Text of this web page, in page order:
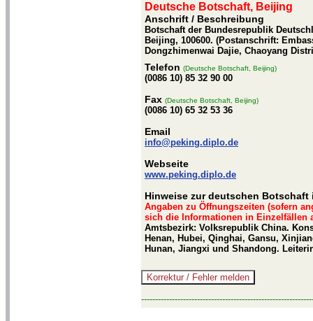
Deutsche Botschaft, Beijing
Anschrift / Beschreibung
Botschaft der Bundesrepublik
Beijing, 100600. (Postanschrift:
Dongzhimenwai Dajie, Chaoyang
Telefon (Deutsche Botschaft, Beijing)
(0086 10) 85 32 90 00
Fax (Deutsche Botschaft, Beijing)
(0086 10) 65 32 53 36
Email
info@peking.diplo.de
Webseite
www.peking.diplo.de
Hinweise zur deutschen Botschaft
Angaben zu Öffnungszeiten (sofern
sich die Informationen in Einzelfällen
Amtsbezirk: Volksrepublik China.
Henan, Hubei, Qinghai, Gansu,
Hunan, Jiangxi und Shandong.